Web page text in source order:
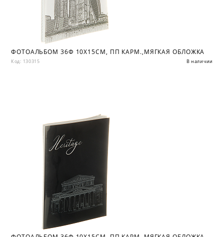
ФОТОАЛЬБОМ 36Ф 10X15СМ, ПП КАРМ.,МЯГКАЯ ОБЛОЖКА
Код: 130315 В наличии